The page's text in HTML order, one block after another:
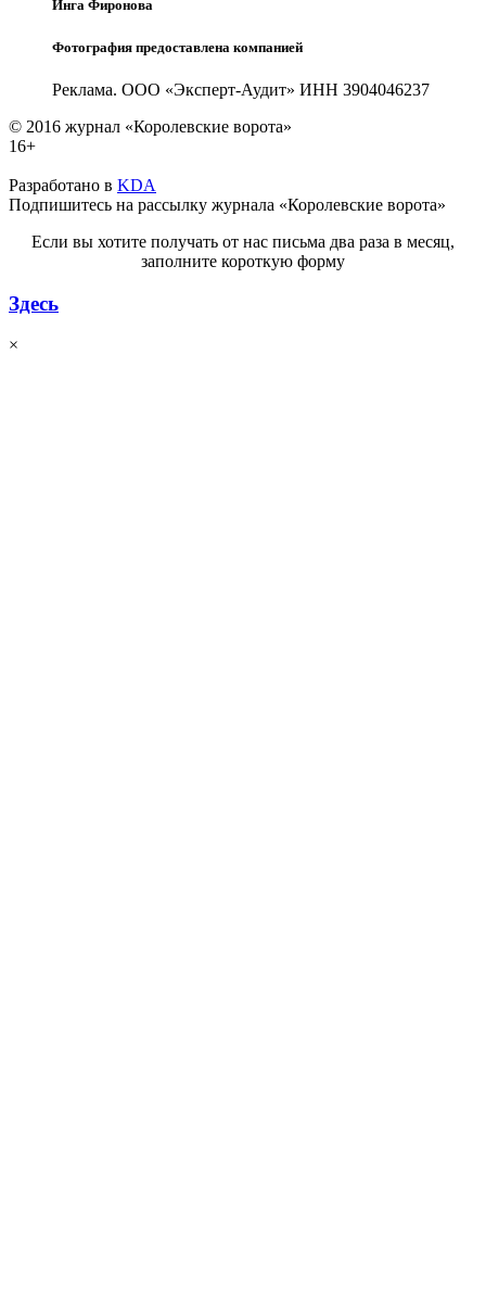
Инга Фиронова
Фотография предоставлена компанией
Реклама. ООО «Эксперт-Аудит» ИНН 3904046237
© 2016 журнал «Королевские ворота»
16+
Разработано в KDA
Подпишитесь на рассылку журнала «Королевские ворота»
Если вы хотите получать от нас письма два раза в месяц,
заполните короткую форму
Здесь
×